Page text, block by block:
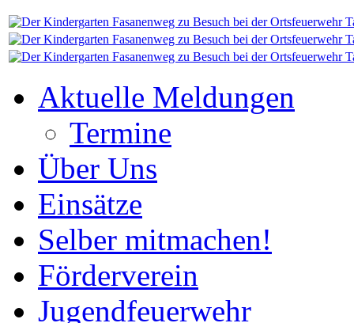
Aktuelle Meldungen
Termine
Über Uns
Einsätze
Selber mitmachen!
Förderverein
Jugendfeuerwehr